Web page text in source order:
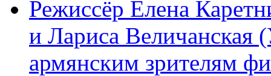
Режиссёр Елена
и Лариса Величанская
армянским зрителям